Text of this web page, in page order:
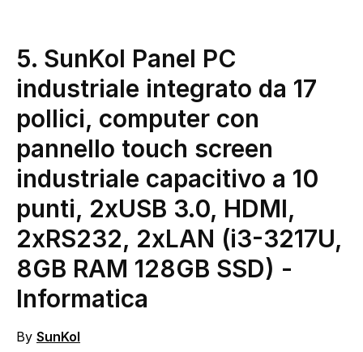
5. SunKol Panel PC
industriale integrato da 17
pollici, computer con
pannello touch screen
industriale capacitivo a 10
punti, 2xUSB 3.0, HDMI,
2xRS232, 2xLAN (i3-3217U,
8GB RAM 128GB SSD) -
Informatica
By SunKol